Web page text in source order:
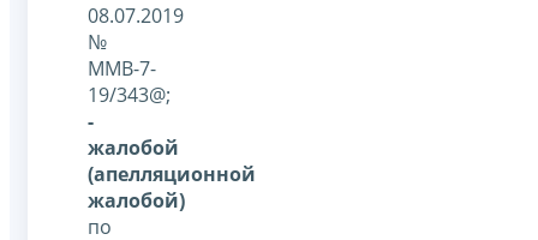
08.07.2019
№
ММВ-7-
19/343@;
-
жалобой
(апелляционной
жалобой)
по